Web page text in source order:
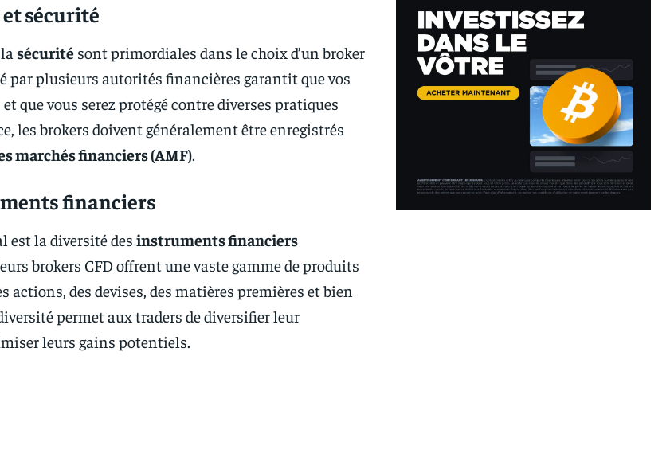
sécurité
lasécurité sont primordiales dans le choix d’un broker
par plusieurs autorités financières garantit que vos
que vous serez protégé contre diverses pratiques
les brokers doivent généralement être enregistrés
marchés financiers (AMF).
financiers
est la diversité desinstruments financiers
brokers CFD offrent une vaste gamme de produits
actions, des devises, des matières premières et bien
permet aux traders de diversifier leur
leurs gains potentiels.